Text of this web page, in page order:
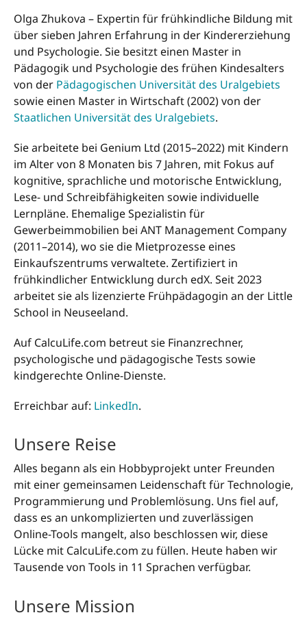
Olga Zhukova – Expertin für frühkindliche Bildung mit
über sieben Jahren Erfahrung in der Kindererziehung
und Psychologie. Sie besitzt einen Master in
Pädagogik und Psychologie des frühen Kindesalters
von der Pädagogischen Universität des Uralgebiets
sowie einen Master in Wirtschaft (2002) von der
Staatlichen Universität des Uralgebiets.
Sie arbeitete bei Genium Ltd (2015–2022) mit Kindern
im Alter von 8 Monaten bis 7 Jahren, mit Fokus auf
kognitive, sprachliche und motorische Entwicklung,
Lese- und Schreibfähigkeiten sowie individuelle
Lernpläne. Ehemalige Spezialistin für
Gewerbeimmobilien bei ANT Management Company
(2011–2014), wo sie die Mietprozesse eines
Einkaufszentrums verwaltete. Zertifiziert in
frühkindlicher Entwicklung durch edX. Seit 2023
arbeitet sie als lizenzierte Frühpädagogin an der Little
School in Neuseeland.
Auf CalcuLife.com betreut sie Finanzrechner,
psychologische und pädagogische Tests sowie
kindgerechte Online-Dienste.
Erreichbar auf: LinkedIn.
Unsere Reise
Alles begann als ein Hobbyprojekt unter Freunden
mit einer gemeinsamen Leidenschaft für Technologie,
Programmierung und Problemlösung. Uns fiel auf,
dass es an unkomplizierten und zuverlässigen
Online-Tools mangelt, also beschlossen wir, diese
Lücke mit CalcuLife.com zu füllen. Heute haben wir
Tausende von Tools in 11 Sprachen verfügbar.
Unsere Mission